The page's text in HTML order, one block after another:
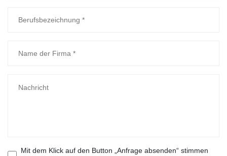
Mit dem Klick auf den Button „Anfrage absenden“ stimmen